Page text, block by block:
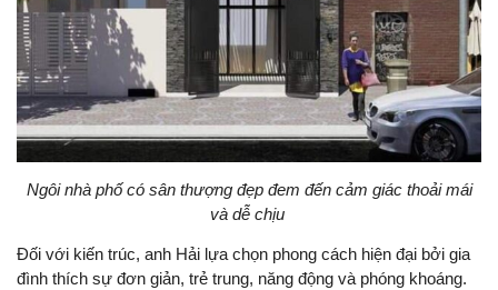
Ngôi nhà phố có sân thượng đẹp đem đến cảm giác thoải mái
và dễ chịu
Đối với kiến trúc, anh Hải lựa chọn phong cách hiện đại bởi gia
đình thích sự đơn giản, trẻ trung, năng động và phóng khoáng.